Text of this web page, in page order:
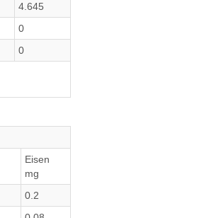
4.645
0
0
Eisen
mg
0.2